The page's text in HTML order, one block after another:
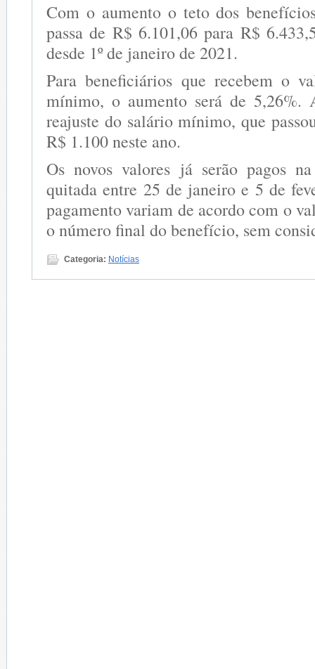
Com o aumento o teto dos
passa de R$ 6.101,06 para R$
desde 1º de janeiro de 2021.
Para beneficiários que recebem o
mínimo, o aumento será de 5,26%.
reajuste do salário mínimo, que
R$ 1.100 neste ano.
Os novos valores já serão pagos
quitada entre 25 de janeiro e 5 de
pagamento variam de acordo com o
o número final do benefício, sem
Categoria: Notícias